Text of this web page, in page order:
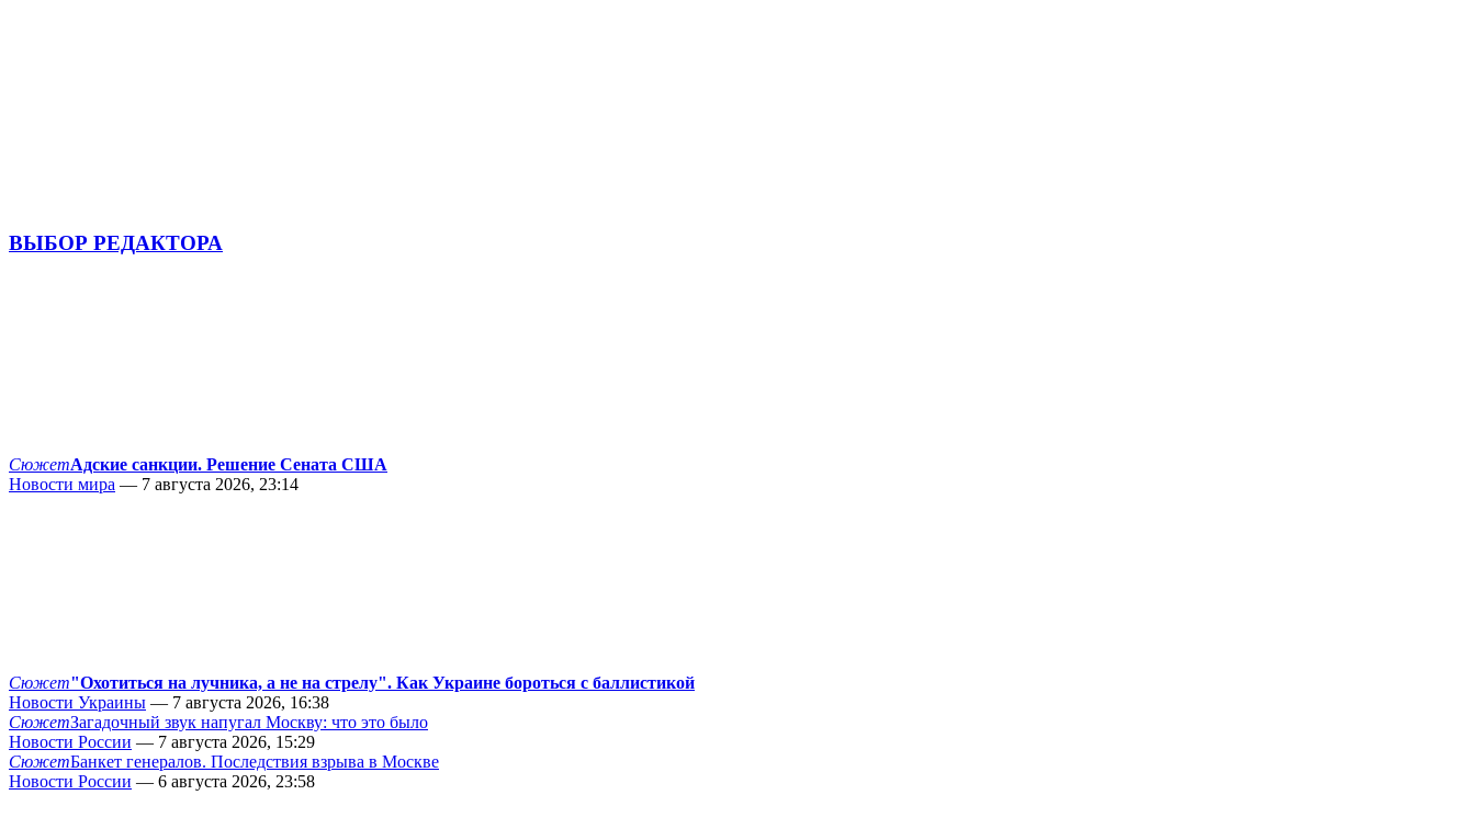
ВЫБОР РЕДАКТОРА
СюжетАдские санкции. Решение Сената США
Новости мира — 7 августа 2026, 23:14
Сюжет"Охотиться на лучника, а не на стрелу". Как Украине бороться с баллистикой
Новости Украины — 7 августа 2026, 16:38
СюжетЗагадочный звук напугал Москву: что это было
Новости России — 7 августа 2026, 15:29
СюжетБанкет генералов. Последствия взрыва в Москве
Новости России — 6 августа 2026, 23:58